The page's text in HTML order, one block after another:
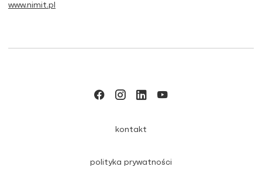
www.nimit.pl
kontakt
polityka prywatności